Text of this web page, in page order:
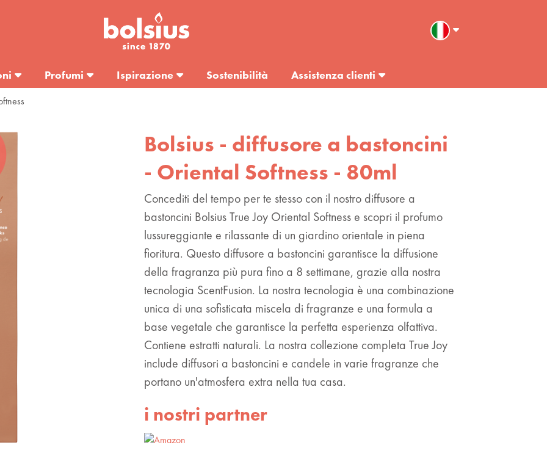
Profumi Ispirazione Sostenibilità Assistenza clienti
Bolsius - diffusore a bastoncini
- Oriental Softness - 80ml
Concediti del tempo per te stesso con il nostro diffusore a
bastoncini Bolsius True Joy Oriental Softness e scopri il profumo
lussureggiante e rilassante di un giardino orientale in piena
fioritura. Questo diffusore a bastoncini garantisce la diffusione
della fragranza più pura fino a 8 settimane, grazie alla nostra
tecnologia ScentFusion. La nostra tecnologia è una combinazione
unica di una sofisticata miscela di fragranze e una formula a
base vegetale che garantisce la perfetta esperienza olfattiva.
Contiene estratti naturali. La nostra collezione completa True Joy
include diffusori a bastoncini e candele in varie fragranze che
portano un'atmosfera extra nella tua casa.
i nostri partner